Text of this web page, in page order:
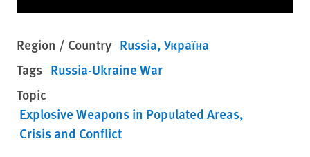
Region / Country Russia Україна
Tags Russia-Ukraine War
Topic
Explosive Weapons in Populated Areas
Crisis and Conflict